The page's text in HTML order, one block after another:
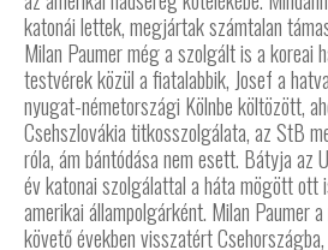
katonái lettek, megjártak számtalan
Milan Paumer még a szolgált is a koreai
testvérek közül a fiatalabbik, Josef a
nyugat-németországi Kölnbe költözött,
Csehszlovákia titkosszolgálata, az StB
róla, ám bántódása nem esett. Bátyja az
év katonai szolgálattal a háta mögött ott
amerikai állampolgárként. Milan Paumer
követő években visszatért